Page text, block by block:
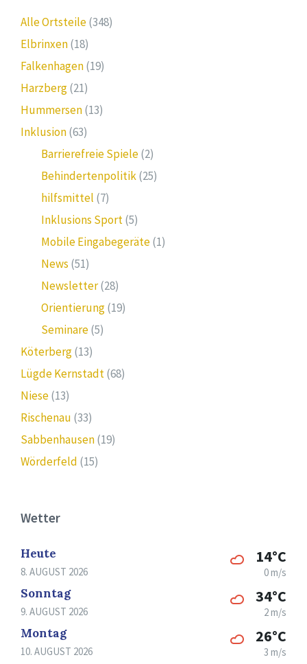
Alle Ortsteile(348)
Elbrinxen(18)
Falkenhagen(19)
Harzberg(21)
Hummersen(13)
Inklusion(63)
Barrierefreie Spiele(2)
Behindertenpolitik(25)
hilfsmittel (7)
Inklusions Sport(5)
Mobile Eingabegeräte(1)
News (51)
Newsletter(28)
Orientierung(19)
Seminare(5)
Köterberg(13)
Lügde Kernstadt(68)
Niese(13)
Rischenau (33)
Sabbenhausen(19)
Wörderfeld (15)
Wetter
Heute
8. AUGUST 2026
14°C
0 m/s
Sonntag
9. AUGUST 2026
34°C
2 m/s
Montag
10. AUGUST 2026
26°C
3 m/s